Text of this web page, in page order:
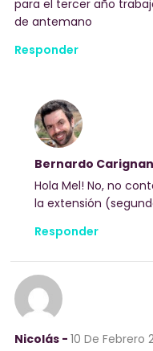
para el tercer año
de antemano
Responder
Bernardo
Hola Mel! No, no
la extensión
Responder
Nicolás - 10 De Febrero